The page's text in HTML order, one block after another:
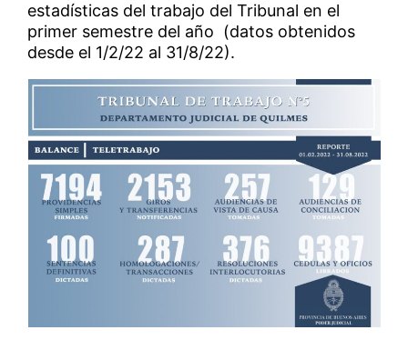
estadísticas del trabajo del Tribunal en el
primer semestre del año (datos obtenidos
desde el 1/2/22 al 31/8/22).